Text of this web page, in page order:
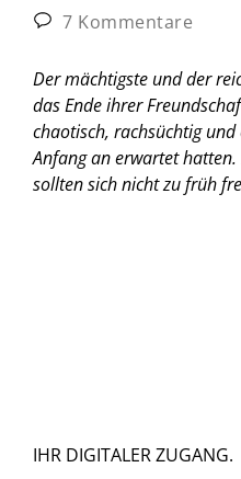
7 Kommentare
Der mächtigste und der
das Ende ihrer
chaotisch, rachsüchtig
Anfang an erwartet
sollten sich nicht zu früh
IHR DIGITALER ZUGANG.